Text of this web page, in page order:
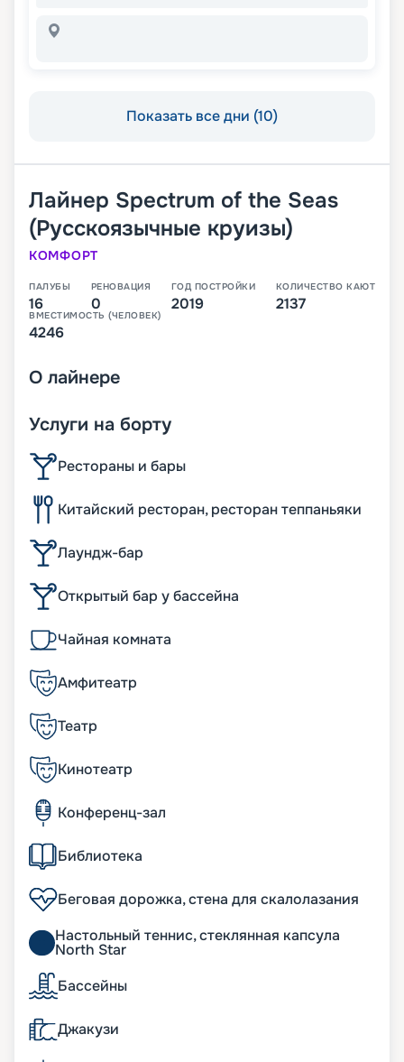
Показать все дни (10)
Лайнер Spectrum of the Seas
(Русскоязычные круизы)
КОМФОРТ
ПАЛУБЫ
16
РЕНОВАЦИЯ
0
ГОД ПОСТРОЙКИ
2019
КОЛИЧЕСТВО КАЮТ
2137
ВМЕСТИМОСТЬ (ЧЕЛОВЕК)
4246
О лайнере
Услуги на борту
Рестораны и бары
Китайский ресторан, ресторан теппаньяки
Лаундж-бар
Открытый бар у бассейна
Чайная комната
Амфитеатр
Театр
Кинотеатр
Конференц-зал
Библиотека
Беговая дорожка, стена для скалолазания
Настольный теннис, стеклянная капсула
North Star
Бассейны
Джакузи